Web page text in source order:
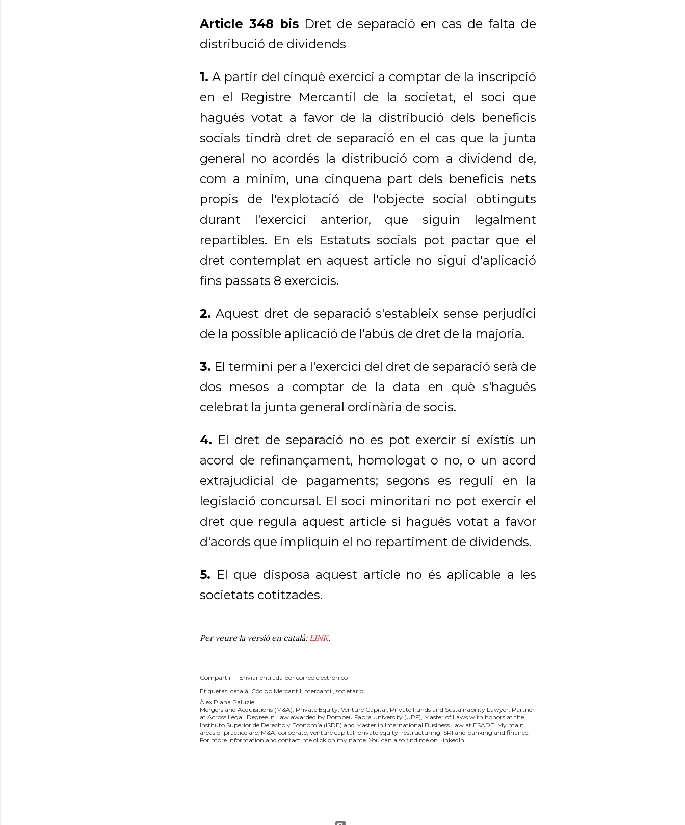
Article 348 bis Dret de separació en cas de falta de
distribució de dividends
1. A partir del cinquè exercici a comptar de la inscripció
en el Registre Mercantil de la societat, el soci que
hagués votat a favor de la distribució dels beneficis
socials tindrà dret de separació en el cas que la junta
general no acordés la distribució com a dividend de,
com a mínim, una cinquena part dels beneficis nets
propis de l'explotació de l'objecte social obtinguts
durant l'exercici anterior, que siguin legalment
repartibles. En els Estatuts socials pot pactar que el
dret contemplat en aquest article no sigui d'aplicació
fins passats 8 exercicis.
2. Aquest dret de separació s'estableix sense perjudici
de la possible aplicació de l'abús de dret de la majoria.
3. El termini per a l'exercici del dret de separació serà de
dos mesos a comptar de la data en què s'hagués
celebrat la junta general ordinària de socis.
4. El dret de separació no es pot exercir si existís un
acord de refinançament, homologat o no, o un acord
extrajudicial de pagaments; segons es reguli en la
legislació concursal. El soci minoritari no pot exercir el
dret que regula aquest article si hagués votat a favor
d'acords que impliquin el no repartiment de dividends.
5. El que disposa aquest article no és aplicable a les
societats cotitzades.
Per veure la versió en català: LINK.
Compartir
Enviar entrada por correo electrónico
Etiquetas: català Código Mercantil mercantil societario
Àlex Plana Paluzie
Mergers and Acquisitions (M&A), Private Equity, Venture Capital, Private Funds and Sustainability Lawyer, Partner
at Across Legal. Degree in Law awarded by Pompeu Fabra University (UPF), Master of Laws with honors at the
Instituto Superior de Derecho y Economía (ISDE) and Master in International Business Law at ESADE. My main
areas of practice are: M&A, corporate, venture capital, private equity, restructuring, SRI and banking and finance.
For more information and contact me click on my name. You can also find me on LinkedIn.